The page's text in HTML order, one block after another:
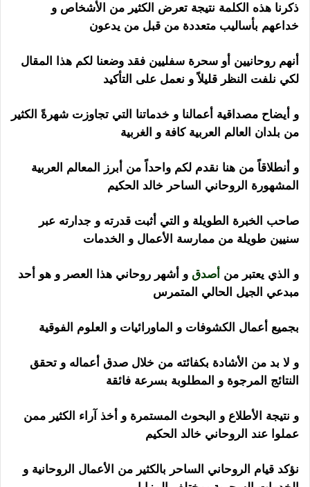
ذكرنا هذه الكلمة نتيجة تعرض الكثير من الأشخاص و
خداعهم بأساليب متعددة من قبل من يدعون
أنهم روحانيين أو سحرة سفليين فقد وضعنا لكم هذا المقال
لكي نلفت النظر قليلاً و نعمل على التأكيد
و أيضاح مصداقية أعمالنا و خدماتنا التي تجاوزت شهرةً الكثير
من بلدان العالم العربية كافة و الغربية
و أنطلاقاً من هنا نقدم لكم واحداً من أبرز المعالم العربية
المشهورة الروحاني الساحر خالد الحكيم
صاحب الخبرة الطويلة و التي أثبت قدرته و جدارته عبر
سنيين طويلة من ممارسة الأعمال و الخدمات
و الذي يعتبر من أصدق و أشهر روحاني هذا العصر و هو أحد
مبدعي الجيل الحالي المتمرس
بجميع أعمال الكشوفات و الماورائيات و العلوم الفوقية
و لا بد من الأشادة بكفائته من خلال صدق أعماله و تحقق
النتائج المرجوة و المطلوبة بسرعة فائقة
و نتيجة الأطلاع و البحوث المستمرة و أخذ آراء الكثير ممن
عملوا عند الروحاني خالد الحكيم
نؤكد قيام الروحاني الساحر بالكثير من الأعمال الروحانية و